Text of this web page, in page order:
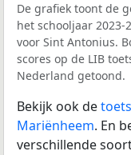
De grafiek toont de
het schooljaar 2023-
voor Sint Antonius.
scores op de LIB
Nederland getoond.
Bekijk ook de
Mariënheem. En
verschillende